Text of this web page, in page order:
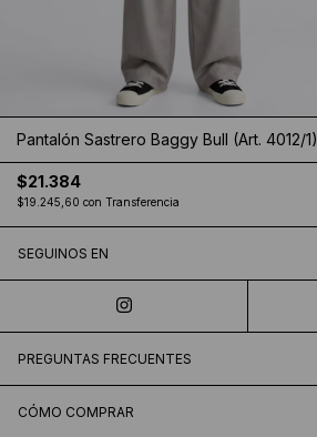
Pantalón Sastrero Baggy Bull (Art. 4012/1)
$21.384
$19.245,60 con Transferencia
SEGUINOS EN
PREGUNTAS FRECUENTES
CÓMO COMPRAR